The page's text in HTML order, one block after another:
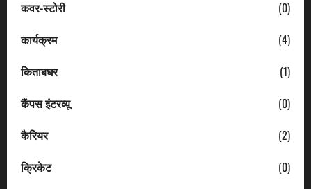
कवर-स्टोरी
(0)
कार्यक्रम
(4)
किताबघर
(1)
कैंपस इंटरव्यू
(0)
कैरियर
(2)
क्रिकेट
(0)